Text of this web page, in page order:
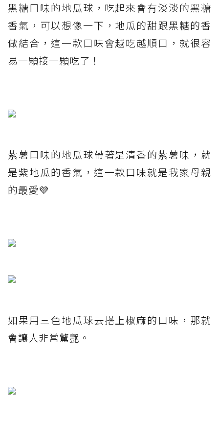
黑糖口味的地瓜球，吃起來會有淡淡的黑糖
香氣，可以想像一下，地瓜的甜跟黑糖的香
做結合，這一款口味會越吃越順口，就很容
易一顆接一顆吃了！
紫薯口味的地瓜球帶著是清香的紫薯味，就
是紫地瓜的香氣，這一款口味就是我家母親
的最愛💜
如果用三色地瓜球去搭上椒麻的口味，那就
會讓人非常驚艷。